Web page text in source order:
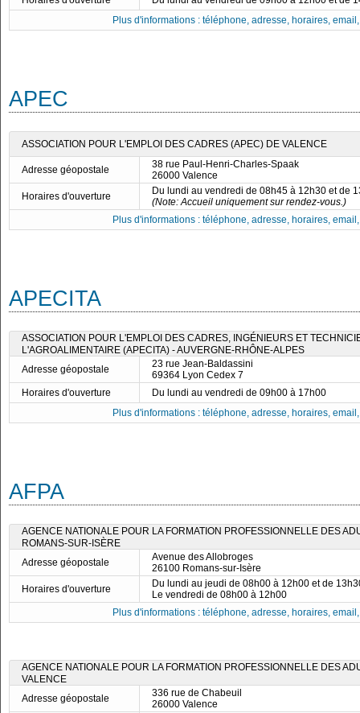
Plus d'informations : téléphone, adresse, horaires,
APEC
ASSOCIATION POUR L'EMPLOI DES CADRES (APEC) DE VALENCE
Adresse géopostale
38 rue Paul-Henri-Charles-Spaak
26000 Valence
Horaires d'ouverture
Du lundi au vendredi de 08h45 à 12h30 et de
(Note: Accueil uniquement sur rendez-vous.)
Plus d'informations : téléphone, adresse, horaires,
APECITA
ASSOCIATION POUR L'EMPLOI DES CADRES, INGÉNIEURS ET
L'AGROALIMENTAIRE (APECITA) - AUVERGNE-RHÔNE-ALPES
Adresse géopostale
23 rue Jean-Baldassini
69364 Lyon Cedex 7
Horaires d'ouverture
Du lundi au vendredi de 09h00 à 17h00
Plus d'informations : téléphone, adresse, horaires,
AFPA
AGENCE NATIONALE POUR LA FORMATION PROFESSIONNELLE DES
ROMANS-SUR-ISÈRE
Adresse géopostale
Avenue des Allobroges
26100 Romans-sur-Isère
Horaires d'ouverture
Du lundi au jeudi de 08h00 à 12h00 et de
Le vendredi de 08h00 à 12h00
Plus d'informations : téléphone, adresse, horaires,
AGENCE NATIONALE POUR LA FORMATION PROFESSIONNELLE DES
VALENCE
Adresse géopostale
336 rue de Chabeuil
26000 Valence